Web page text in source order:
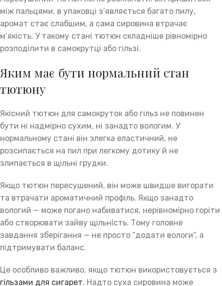
між пальцями, в упаковці з’являється багато пилу,
аромат стає слабшим, а сама сировина втрачає
м’якість. У такому стані тютюн складніше рівномірно
розподілити в самокрутці або гільзі.
Яким має бути нормальний стан
тютюну
Якісний тютюн для самокруток або гільз не повинен
бути ні надмірно сухим, ні занадто вологим. У
нормальному стані він злегка еластичний, не
розсипається на пил при легкому дотику й не
злипається в щільні грудки.
Якщо тютюн пересушений, він може швидше вигорати
та втрачати ароматичний профіль. Якщо занадто
вологий — може погано набиватися, нерівномірно горіти
або створювати зайву щільність. Тому головне
завдання зберігання — не просто “додати вологи”, а
підтримувати баланс.
Це особливо важливо, якщо тютюн використовується з
гільзами для сигарет. Надто суха сировина може